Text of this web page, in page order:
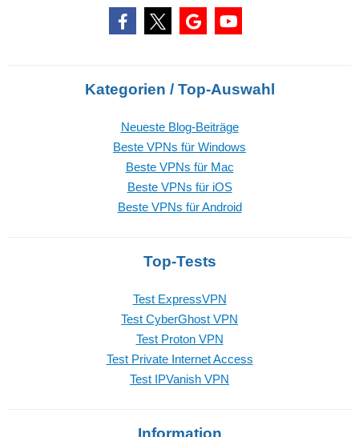
Kategorien / Top-Auswahl
Neueste Blog-Beiträge
Beste VPNs für Windows
Beste VPNs für Mac
Beste VPNs für iOS
Beste VPNs für Android
Top-Tests
Test ExpressVPN
Test CyberGhost VPN
Test Proton VPN
Test Private Internet Access
Test IPVanish VPN
Information